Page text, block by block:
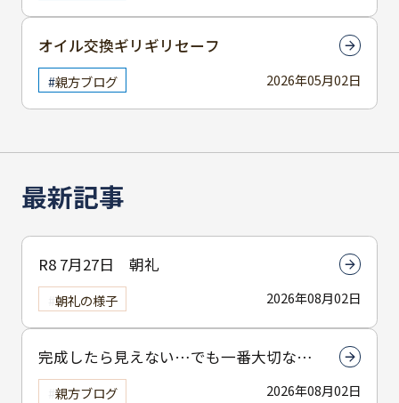
最新記事
R8 7月27日 朝礼
2026年08月02日
朝礼の様子
完成したら見えない…でも一番大切なん
は下塗りです
2026年08月02日
親方ブログ
2026年05月02日
オイル交換ギリギリセーフ
親方ブログ